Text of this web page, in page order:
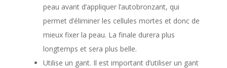
peau avant d’appliquer l’autobronzant, qui
permet d’éliminer les cellules mortes et donc de
mieux fixer la peau. La finale durera plus
longtemps et sera plus belle.
Utilise un gant. Il est important d’utiliser un gant